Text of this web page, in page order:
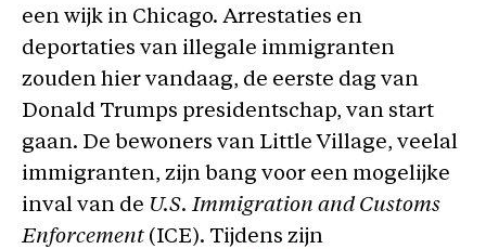
een wijk in Chicago. Arrestaties en
deportaties van illegale immigranten
zouden hier vandaag, de eerste dag van
Donald Trumps presidentschap, van start
gaan. De bewoners van Little Village, veelal
immigranten, zijn bang voor een mogelijke
inval van de U.S. Immigration and Customs
Enforcement (ICE). Tijdens zijn